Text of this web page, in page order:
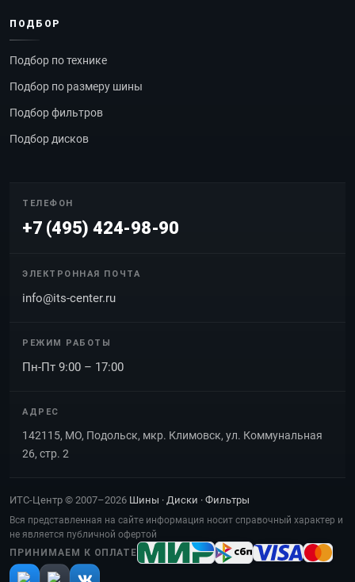
ПОДБОР
Подбор по технике
Подбор по размеру шины
Подбор фильтров
Подбор дисков
ТЕЛЕФОН
+7 (495) 424-98-90
ЭЛЕКТРОННАЯ ПОЧТА
info@its-center.ru
РЕЖИМ РАБОТЫ
Пн-Пт 9:00 – 17:00
АДРЕС
142115, МО, Подольск, мкр. Климовск, ул. Коммунальная
26, стр. 2
ИТС-Центр © 2007–2026 Шины · Диски · Фильтры
Вся представленная на сайте информация носит справочный характер и
не является публичной офертой
ПРИНИМАЕМ К ОПЛАТЕ